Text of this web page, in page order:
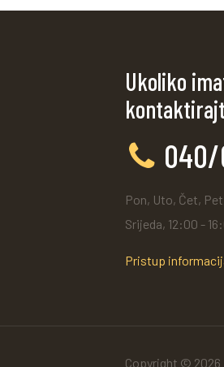
Ukoliko
040/
Pon, Uto, Čet,
Srijeda, 12:00 -
Pristup
Copyright © 2026